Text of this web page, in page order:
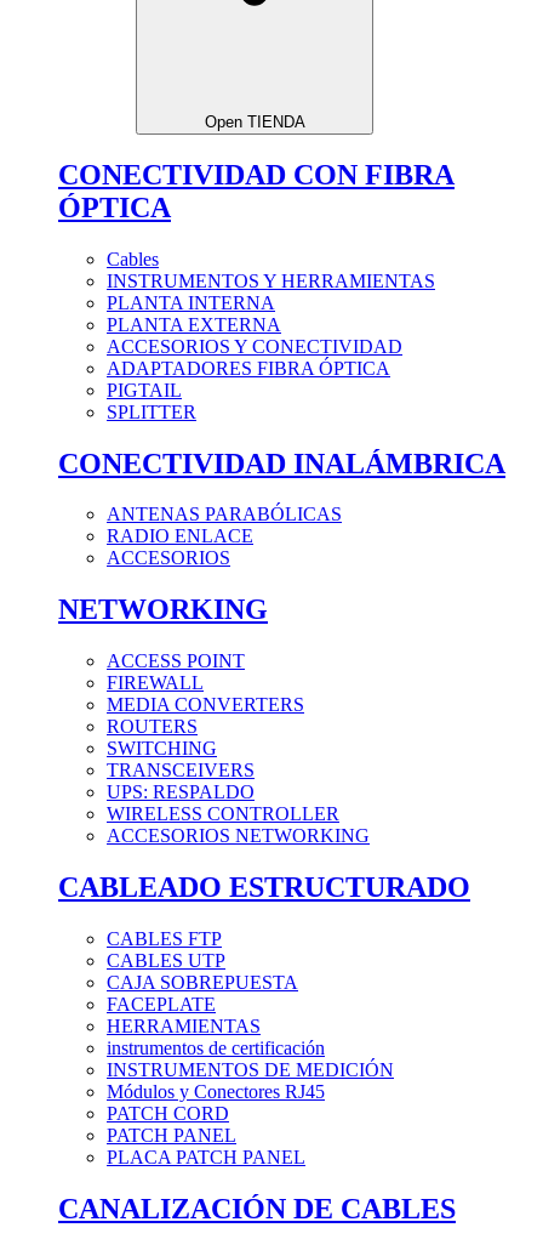
Open TIENDA
CONECTIVIDAD CON FIBRA
ÓPTICA
Cables
INSTRUMENTOS Y HERRAMIENTAS
PLANTA INTERNA
PLANTA EXTERNA
ACCESORIOS Y CONECTIVIDAD
ADAPTADORES FIBRA ÓPTICA
PIGTAIL
SPLITTER
CONECTIVIDAD INALÁMBRICA
ANTENAS PARABÓLICAS
RADIO ENLACE
ACCESORIOS
NETWORKING
ACCESS POINT
FIREWALL
MEDIA CONVERTERS
ROUTERS
SWITCHING
TRANSCEIVERS
UPS: RESPALDO
WIRELESS CONTROLLER
ACCESORIOS NETWORKING
CABLEADO ESTRUCTURADO
CABLES FTP
CABLES UTP
CAJA SOBREPUESTA
FACEPLATE
HERRAMIENTAS
instrumentos de certificación
INSTRUMENTOS DE MEDICIÓN
Módulos y Conectores RJ45
PATCH CORD
PATCH PANEL
PLACA PATCH PANEL
CANALIZACIÓN DE CABLES